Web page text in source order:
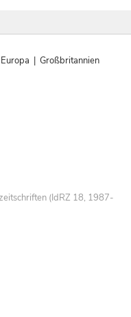
| Großbritannien
(IdRZ 18, 1987-